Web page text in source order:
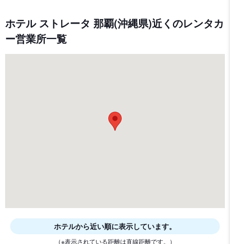
ホテル ストレータ 那覇(沖縄県)近くのレンタカ
ー営業所一覧
ホテルから近い順に表示しています。
（※表示されている距離は直線距離です。）